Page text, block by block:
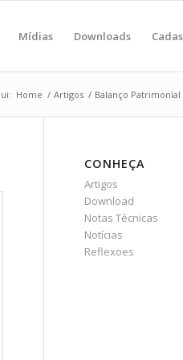
Mídias Downloads
Home / Artigos / Balanço
CONHEÇA
Artigos
Download
Notas Técnicas
Notícias
Reflexoes